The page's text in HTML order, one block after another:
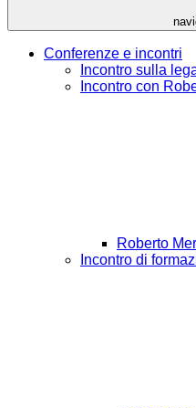
Conferenze e incontri
Incontro sulla
Incontro con
Roberto
Incontro di